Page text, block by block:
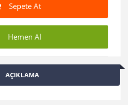
Sepete At
Hemen Al
AÇIKLAMA